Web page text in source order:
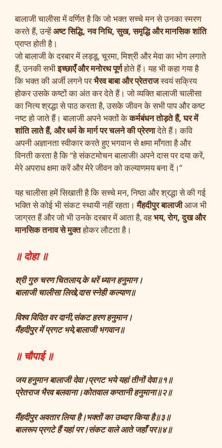
बालाजी चालीसा में वर्णित है कि जो भक्त सच्चे मन से उनका स्मरण
करते हैं, उन्हेंअष्ट सिद्धि, नव निधि, सुख, समृद्धि और मानसिक शांति
प्राप्त होती है।
जो बालाजी के दरबार में लड्डू, चूरमा, मिश्री और मेवा का भोग लगाते
हैं, उनकी सभीइच्छाएँ और मनोरथ पूर्णहोते हैं। यह भी कहा गया है
कि भक्त की अर्जी लगने परभैरव बाबा और प्रेतराजस्वयं सक्रिय
होकर उसके कष्टों का अंत कर देते हैं। जो व्यक्ति बालाजी चालीसा
का नित्य श्रद्धा से पाठ करता है, उसके जीवन के सभी पाप और कष्ट
नष्ट हो जाते हैं। बालाजी अपने भक्तों केकर्मबंधन तोड़ते हैं, घर में
शांति लाते हैं, और धर्म के मार्ग पर चलने की प्रेरणादेते हैं। कवि
अपनी अज्ञानता स्वीकार करते हुए भगवान से क्षमा माँगता है और
विनती करता है कि “हे संकटमोचन बालाजी! अपने दास पर दया करें,
मेरे अपराध क्षमा करें और मेरे जीवन को कल्याणमय बना दें।”
यह चालीसा हमें सिखाती है कि सच्चे मन, निष्ठा और श्रद्धा से की गई
भक्ति से कोई भी संकट स्थायी नहीं रहता।मैंहदीपुर बालाजीआज भी
जाग्रत हैं और जो भी उनके दरबार में आता है, वहभय, रोग, दुख और
मानसिक तनाव से मुक्तहोकर लौटता है।
॥ दोहा ॥
श्री गुरु चरण चितलाय,के धरें ध्यान हनुमान।
बालाजी चालीसा लिखे,दास स्नेही कल्याण॥
विश्व विदित वर दानी,संकट हरण हनुमान।
मैंहदीपुर में प्रगट भये,बालाजी भगवान॥
॥ चौपाई ॥
जय हनुमान बालाजी देवा।प्रगट भये यहां तीनों देवा॥१॥
प्रेतराज भैरव बलवाना।कोतवाल कप्तानी हनुमाना॥२॥
मैंहदीपुर अवतार लिया है।भक्तों का उध्दार किया है॥३॥
बालरूप प्रगटे हैं यहां पर।संकट वाले आते जहाँ पर॥४॥